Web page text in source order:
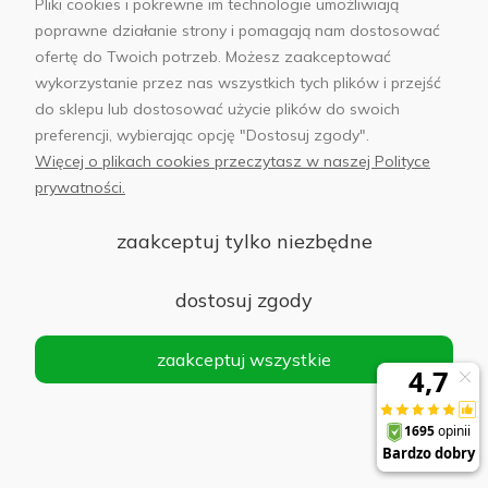
161,00 zł Do koszyka
Selfie Stick / statyw Bluetooth Spigen S540W
czarny
Lampy pierścieniowe i wielopunktowe
Lampa pierścieniowa bezprzewodowa z
uchwytem na telefon i statywem biurkowym
Pliki cookies i pokrewne im technologie umożliwiają
poprawne działanie strony i pomagają nam dostosować
ofertę do Twoich potrzeb. Możesz zaakceptować
wykorzystanie przez nas wszystkich tych plików i przejść
do sklepu lub dostosować użycie plików do swoich
preferencji, wybierając opcję "Dostosuj zgody".
Więcej o plikach cookies przeczytasz w naszej Polityce
prywatności.
zaakceptuj tylko niezbędne
dostosuj zgody
zaakceptuj wszystkie